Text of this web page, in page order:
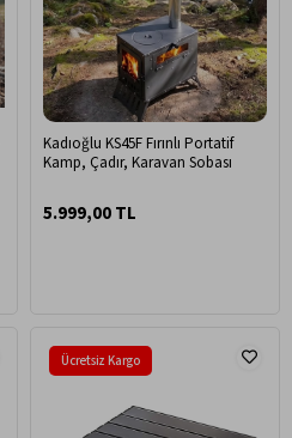
Kadıoğlu KS45F Fırınlı Portatif
Kamp, Çadır, Karavan Sobası
5.999,00 TL
Ücretsiz Kargo